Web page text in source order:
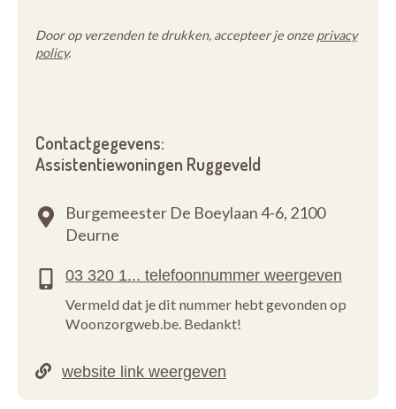
Door op verzenden te drukken, accepteer je onze privacy
policy.
Contactgegevens:
Assistentiewoningen Ruggeveld
Burgemeester De Boeylaan 4-6, 2100
Deurne
Vermeld dat je dit nummer hebt gevonden op
Woonzorgweb.be. Bedankt!